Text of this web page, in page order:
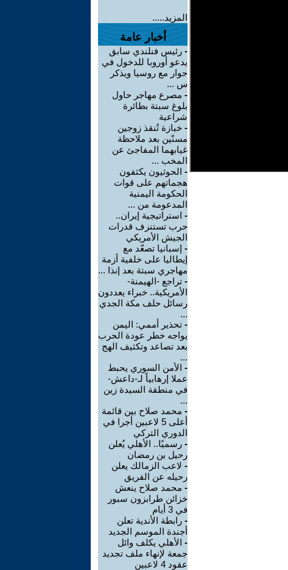
المزيد.....
أخبار عامة
- رئيس فنلندي سابق
يدعو أوروبا للدخول في
حوار مع روسيا ويذكر
س ...
- مصرع مهاجر حاول
بلوغ سبتة بطائرة
شراعية
- خبازة تُنقذ زوجين
مسنّين بعد ملاحظة
غيابهما المفاجئ عن
المخب ...
- الحوثيون يكثفون
هجماتهم على قوات
الحكومة اليمنية
المدعومة من ...
- استراتيجية إيران..
حرب تستنزف قدرات
الجيش الأمريكي
- إسبانيا تصعّد مع
إيطاليا على خلفية أزمة
مهاجري سبتة بعد إنذا ...
- تراجع -الهيمنة-
الأمريكية.. خبراء يعددون
رسائل حلف مكة الجدي
...
- تحذير أممي: اليمن
يواجه خطر عودة الحرب
بعد تصاعد وتكثيف الهج
...
- الأمن السوري يحبط
عملا إرهابياً لـ-داعش-
في منطقة السيدة زين
...
- محمد صلاح بين قائمة
أعلى 5 لاعبين أجرا في
الدوري التركي
- رسميًا.. الأهلي يُعلن
رحيل بن رمضان
- لاعب الزمالك يعلن
رحيله عن الفريق
- محمد صلاح ينعش
خزائن طرابزون سبور
في 3 أيام
- رابطة الأندية تعلن
أجندة الموسم الجديد
- الأهلي يكلف وائل
جمعة لإنهاء ملف تجديد
عقود 4 لاعبين